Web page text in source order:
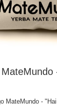
MateMundo -